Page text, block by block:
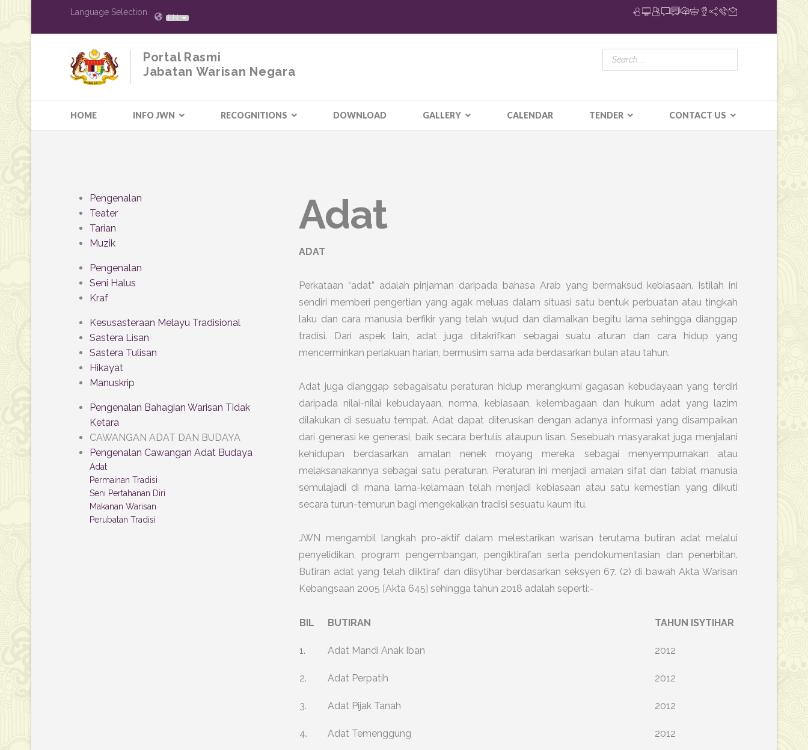
Language Selection
EN
Portal Rasmi
Jabatan Warisan Negara
HOME INFO JWN RECOGNITIONS DOWNLOAD GALLERY CALENDAR TENDER CONTACT US
Pengenalan
Teater
Tarian
Muzik
Pengenalan
Seni Halus
Kraf
Kesusasteraan Melayu Tradisional
Sastera Lisan
Sastera Tulisan
Hikayat
Manuskrip
Pengenalan Bahagian Warisan Tidak
Ketara
CAWANGAN ADAT DAN BUDAYA
Pengenalan Cawangan Adat Budaya
Adat
Permainan Tradisi
Seni Pertahanan Diri
Makanan Warisan
Perubatan Tradisi
Adat
ADAT
Perkataan “adat” adalah pinjaman daripada bahasa Arab yang bermaksud kebiasaan. Istilah ini
sendiri memberi pengertian yang agak meluas dalam situasi satu bentuk perbuatan atau tingkah
laku dan cara manusia berfikir yang telah wujud dan diamalkan begitu lama sehingga dianggap
tradisi. Dari aspek lain, adat juga ditakrifkan sebagai suatu aturan dan cara hidup yang
mencerminkan perlakuan harian, bermusim sama ada berdasarkan bulan atau tahun.
Adat juga dianggap sebagaisatu peraturan hidup merangkumi gagasan kebudayaan yang terdiri
daripada nilai-nilai kebudayaan, norma, kebiasaan, kelembagaan dan hukum adat yang lazim
dilakukan di sesuatu tempat. Adat dapat diteruskan dengan adanya informasi yang disampaikan
dari generasi ke generasi, baik secara bertulis ataupun lisan. Sesebuah masyarakat juga menjalani
kehidupan berdasarkan amalan nenek moyang mereka sebagai menyempurnakan atau
melaksanakannya sebagai satu peraturan. Peraturan ini menjadi amalan sifat dan tabiat manusia
semulajadi di mana lama-kelamaan telah menjadi kebiasaan atau satu kemestian yang diikuti
secara turun-temurun bagi mengekalkan tradisi sesuatu kaum itu.
JWN mengambil langkah pro-aktif dalam melestarikan warisan terutama butiran adat melalui
penyelidikan, program pengembangan, pengiktirafan serta pendokumentasian dan penerbitan.
Butiran adat yang telah diiktiraf dan diisytihar berdasarkan seksyen 67. (2) di bawah Akta Warisan
Kebangsaan 2005 [Akta 645] sehingga tahun 2018 adalah seperti:-
BIL BUTIRAN TAHUN ISYTIHAR
1. Adat Mandi Anak Iban 2012
2. Adat Perpatih 2012
3. Adat Pijak Tanah 2012
4. Adat Temenggung 2012